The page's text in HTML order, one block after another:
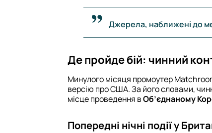
Джерела, наближені до
Де пройде бій: чинний
Минулого місяця промоутер
версію про США. За його словами,
місце проведення вОб’єднаному
Попередні нічні події у